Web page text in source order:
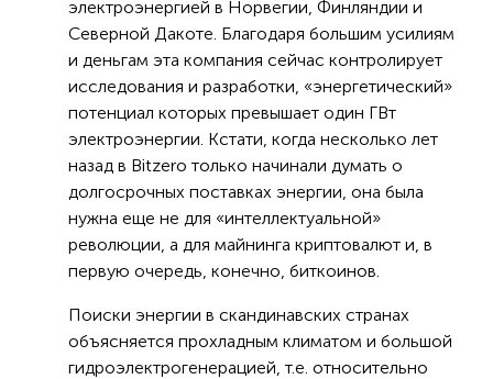
электроэнергией в Норвегии, Финляндии и
Северной Дакоте. Благодаря большим усилиям
и деньгам эта компания сейчас контролирует
исследования и разработки, «энергетический»
потенциал которых превышает один ГВт
электроэнергии. Кстати, когда несколько лет
назад в Bitzero только начинали думать о
долгосрочных поставках энергии, она была
нужна еще не для «интеллектуальной»
революции, а для майнинга криптовалют и, в
первую очередь, конечно, биткоинов.
Поиски энергии в скандинавских странах
объясняется прохладным климатом и большой
гидроэлектрогенерацией, т.е. относительно